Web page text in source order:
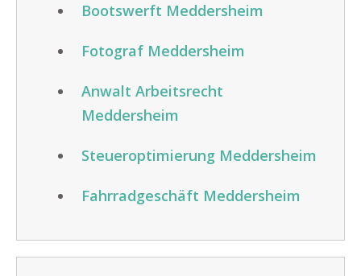
Bootswerft Meddersheim
Fotograf Meddersheim
Anwalt Arbeitsrecht
Meddersheim
Steueroptimierung Meddersheim
Fahrradgeschäft Meddersheim